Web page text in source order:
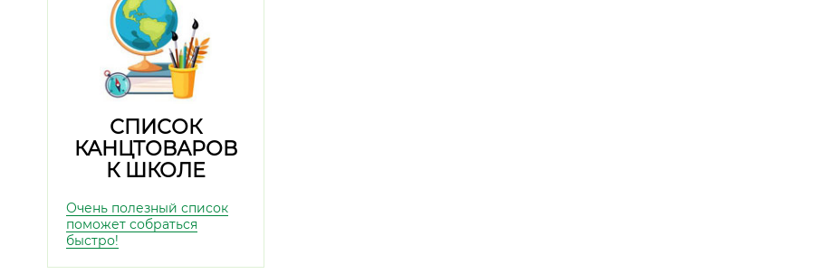
СПИСОК
КАНЦТОВАРОВ
К ШКОЛЕ
Очень полезный список
поможет собраться
быстро!